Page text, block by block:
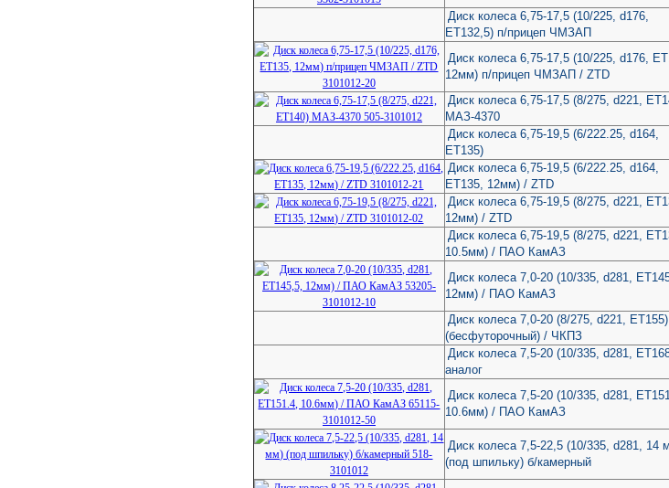
Диск колеса 6,75-17,5 (10/225, d176,
ET132,5) п/прицеп ЧМЗАП
Диск колеса 6,75-17,5 (10/225, d176,
12мм) п/прицеп ЧМЗАП / ZTD
Диск колеса 6,75-17,5 (8/275, d221,
МАЗ-4370
Диск колеса 6,75-19,5 (6/222.25, d164,
ET135)
Диск колеса 6,75-19,5 (6/222.25, d164,
ET135, 12мм) / ZTD
Диск колеса 6,75-19,5 (8/275, d221,
12мм) / ZTD
Диск колеса 6,75-19,5 (8/275, d221,
10.5мм) / ПАО КамАЗ
Диск колеса 7,0-20 (10/335, d281,
12мм) / ПАО КамАЗ
Диск колеса 7,0-20 (8/275, d221,
(бесфуторочный) / ЧКПЗ
Диск колеса 7,5-20 (10/335, d281,
аналог
Диск колеса 7,5-20 (10/335, d281,
10.6мм) / ПАО КамАЗ
Диск колеса 7,5-22,5 (10/335, d281, 14
(под шпильку) б/камерный